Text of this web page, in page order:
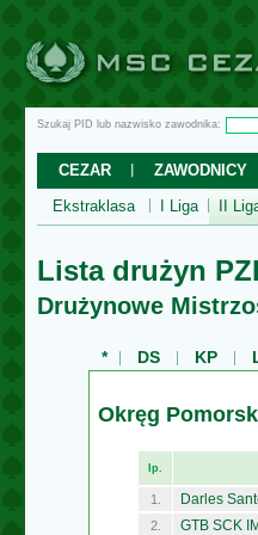
Szukaj PID lub nazwisko zawodnika:
CEZAR ZAWODNICY
Ekstraklasa
I Liga II
Lista drużyn
Drużynowe
* DS KP
Okręg
lp.
1. Darles
2. GTB SCK